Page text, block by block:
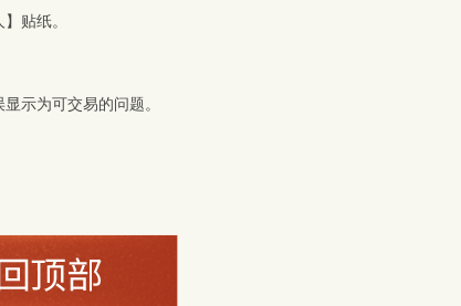
贴纸。
示为可交易的问题。